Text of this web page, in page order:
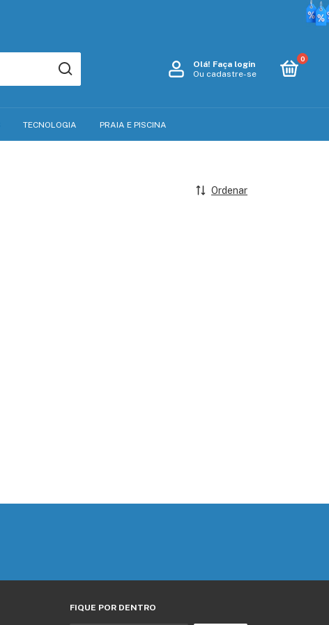
Olá! Faça login
Ou cadastre-se
0
TECNOLOGIA PRAIA E PISCINA
Ordenar
FIQUE POR DENTRO